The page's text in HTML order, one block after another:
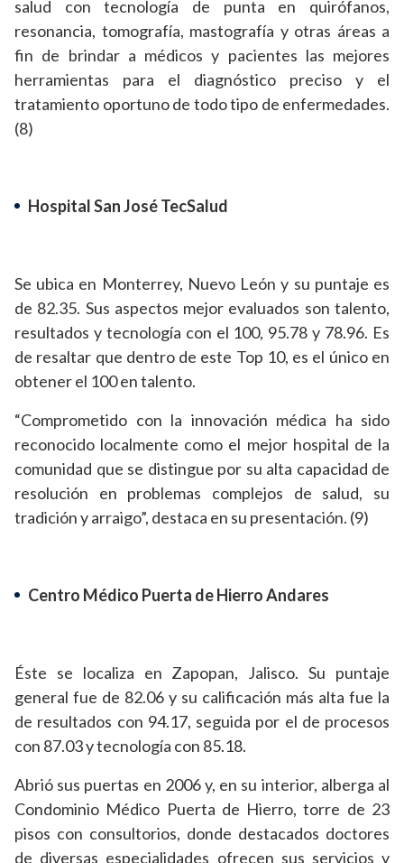
salud con tecnología de punta en quirófanos,
resonancia, tomografía, mastografía y otras áreas a
fin de brindar a médicos y pacientes las mejores
herramientas para el diagnóstico preciso y el
tratamiento oportuno de todo tipo de enfermedades.
(8)
Hospital San José TecSalud
Se ubica en Monterrey, Nuevo León y su puntaje es
de 82.35. Sus aspectos mejor evaluados son talento,
resultados y tecnología con el 100, 95.78 y 78.96. Es
de resaltar que dentro de este Top 10, es el único en
obtener el 100 en talento.
“Comprometido con la innovación médica ha sido
reconocido localmente como el mejor hospital de la
comunidad que se distingue por su alta capacidad de
resolución en problemas complejos de salud, su
tradición y arraigo”, destaca en su presentación. (9)
Centro Médico Puerta de Hierro Andares
Éste se localiza en Zapopan, Jalisco. Su puntaje
general fue de 82.06 y su calificación más alta fue la
de resultados con 94.17, seguida por el de procesos
con 87.03 y tecnología con 85.18.
Abrió sus puertas en 2006 y, en su interior, alberga al
Condominio Médico Puerta de Hierro, torre de 23
pisos con consultorios, donde destacados doctores
de diversas especialidades ofrecen sus servicios y